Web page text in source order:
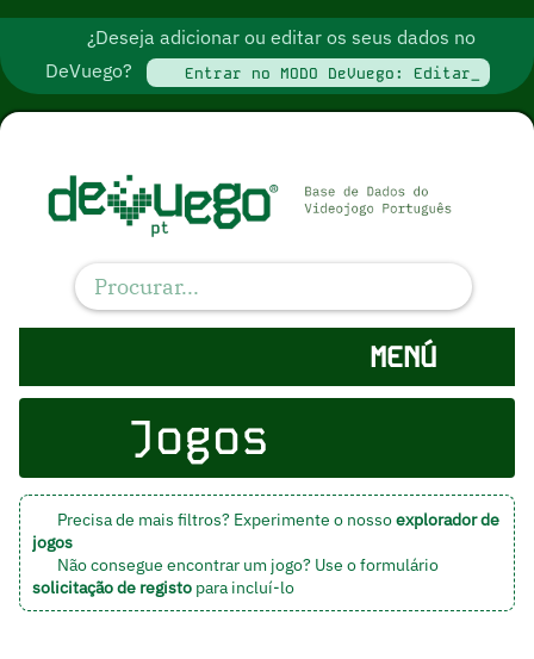
¿Deseja adicionar ou editar os seus dados no
DeVuego?
Entrar no MODO DeVuego: Editar_
MENÚ
Jogos
Precisa de mais filtros? Experimente o nossoexplorador de
jogos
Não consegue encontrar um jogo? Use o formulário
solicitação de registopara incluí-lo